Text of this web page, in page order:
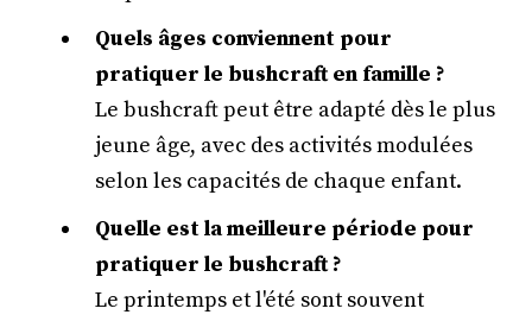
Quels âges conviennent pour
pratiquer le bushcraft en famille ?
Le bushcraft peut être adapté dès le plus
jeune âge, avec des activités modulées
selon les capacités de chaque enfant.
Quelle est la meilleure période pour
pratiquer le bushcraft ?
Le printemps et l'été sont souvent